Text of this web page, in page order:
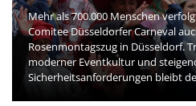
Mehr als 700.000 Menschen
Comitee Düsseldorfer Carneval
Rosenmontagszug in Düsseldorf.
moderner Eventkultur und
Sicherheitsanforderungen bleibt